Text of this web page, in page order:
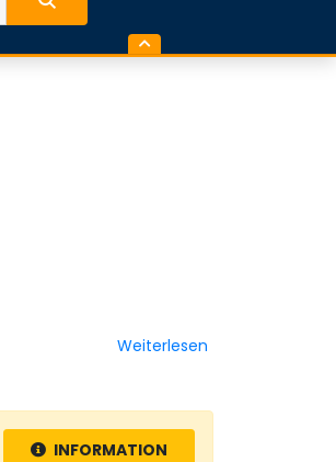
Weiterlesen
INFORMATION